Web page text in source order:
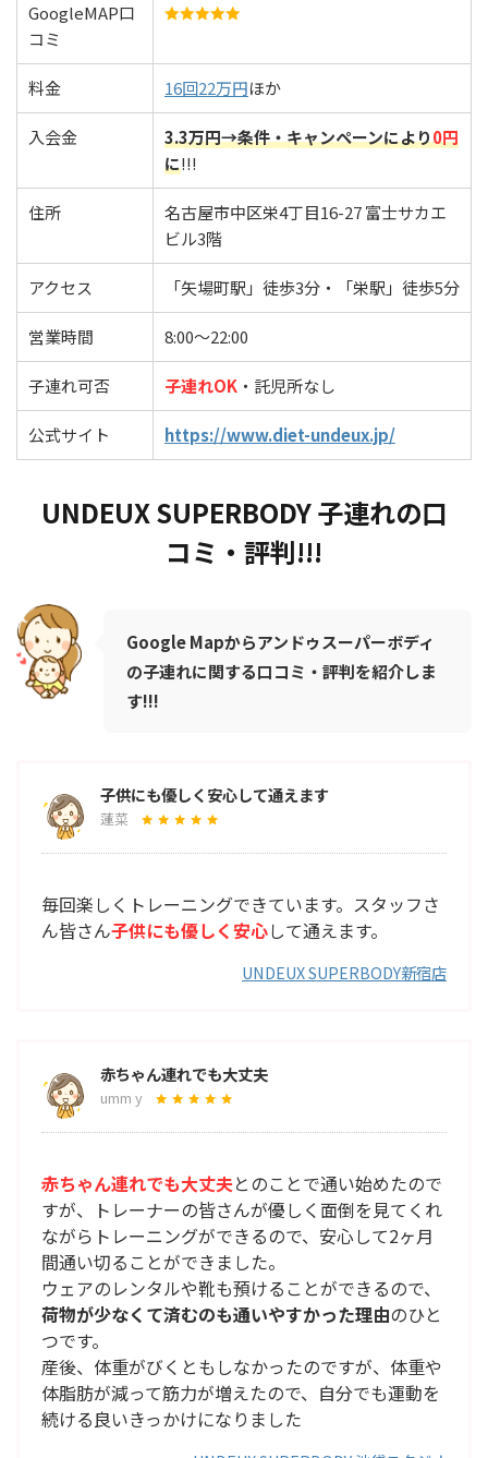
GoogleMAP口
コミ
料金 16回22万円ほか
入会金 3.3万円→条件・キャンペーンにより0円
に!!!
住所
名古屋市中区栄4丁目16-27 富士サカエ
ビル3階
アクセス 「矢場町駅」徒歩3分・「栄駅」徒歩5分
営業時間 8:00〜22:00
子連れ可否 子連れOK ・託児所なし
公式サイト https://www.diet-undeux.jp/
UNDEUX SUPERBODY 子連れの口
コミ・評判!!!
Google Mapからアンドゥスーパーボディ
の子連れに関する口コミ・評判を紹介しま
す!!!
子供にも優しく安心して通えます
蓮菜
毎回楽しくトレーニングできています。スタッフさ
ん皆さん子供にも優しく安心して通えます。
UNDEUX SUPERBODY新宿店
赤ちゃん連れでも大丈夫
umm y
赤ちゃん連れでも大丈夫とのことで通い始めたので
すが、トレーナーの皆さんが優しく面倒を見てくれ
ながらトレーニングができるので、安心して2ヶ月
間通い切ることができました。
ウェアのレンタルや靴も預けることができるので、
荷物が少なくて済むのも通いやすかった理由のひと
つです。
産後、体重がびくともしなかったのですが、体重や
体脂肪が減って筋力が増えたので、自分でも運動を
続ける良いきっかけになりました